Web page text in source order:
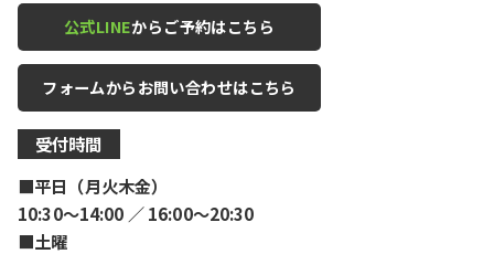
公式LINEからご予約はこちら
フォームからお問い合わせはこちら
受付時間
■平日（月火木金）
10:30〜14:00 ／ 16:00〜20:30
■土曜